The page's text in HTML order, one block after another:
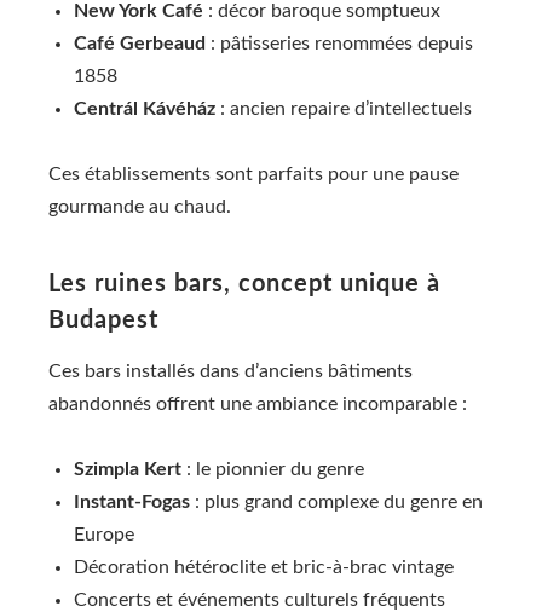
New York Café : décor baroque somptueux
Café Gerbeaud : pâtisseries renommées depuis
1858
Centrál Kávéház : ancien repaire d’intellectuels
Ces établissements sont parfaits pour une pause
gourmande au chaud.
Les ruines bars, concept unique à
Budapest
Ces bars installés dans d’anciens bâtiments
abandonnés offrent une ambiance incomparable :
Szimpla Kert : le pionnier du genre
Instant-Fogas : plus grand complexe du genre en
Europe
Décoration hétéroclite et bric-à-brac vintage
Concerts et événements culturels fréquents